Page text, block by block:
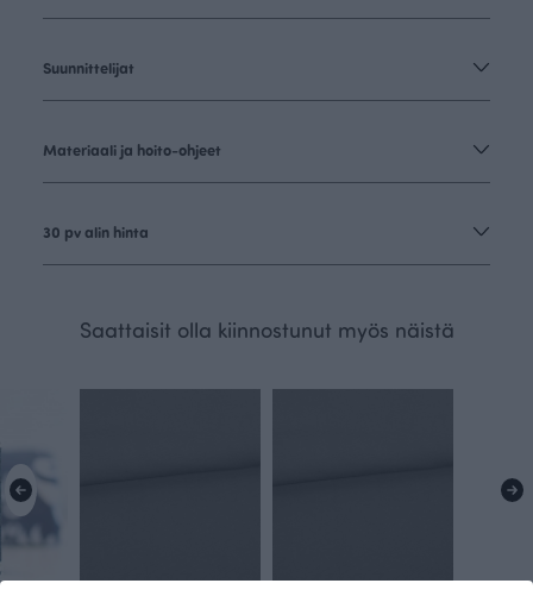
Suunnittelijat
Materiaali ja hoito-ohjeet
30 pv alin hinta
Saattaisit olla kiinnostunut myös näistä